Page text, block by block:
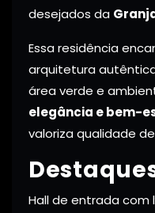
desejados da
Essa residência
arquitetura
área verde e
elegância e bem-
valoriza qualidade
Hall de entrada com